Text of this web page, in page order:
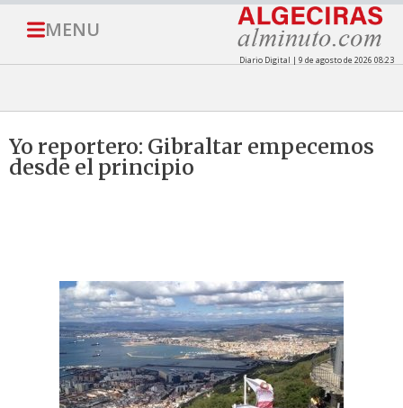
MENU
Diario Digital | 9 de agosto de 2026 08:23
Yo reportero: Gibraltar empecemos
desde el principio